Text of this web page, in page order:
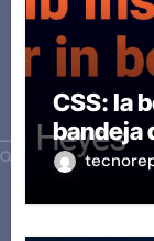
CSS: la
bandeja